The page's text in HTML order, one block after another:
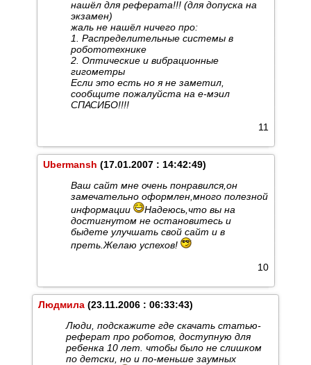
нашёл для реферата!!! (для допуска на
экзамен)
жаль не нашёл ничего про:
1. Распределительные системы в
робототехнике
2. Оптические и вибрационные
гигометры
Если это есть но я не заметил,
сообщите пожалуйста на е-мэил
СПАСИБО!!!!
11
Ubermansh (17.01.2007 : 14:42:49)
Ваш сайт мне очень понравился,он
замечательно оформлен,много полезной
информации
Надеюсь,что вы на
достигнутом не остановитесь и
быдете улучшать свой сайт и в
преть.Желаю успехов!
10
Людмила (23.11.2006 : 06:33:43)
Люди, подскажите где скачать статью-
реферат про роботов, доступную для
ребенка 10 лет. чтобы было не слишком
по детски, но и по-меньше заумных